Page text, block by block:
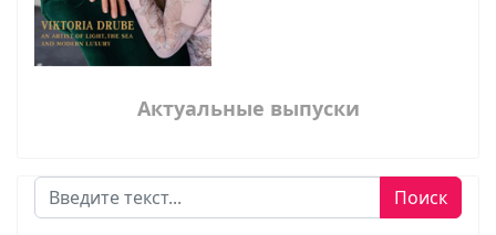
Актуальные выпуски
Поиск Поиск